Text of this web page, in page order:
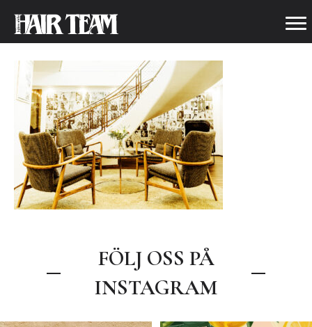
SALONGEN5
FÖLJ OSS PÅ
INSTAGRAM